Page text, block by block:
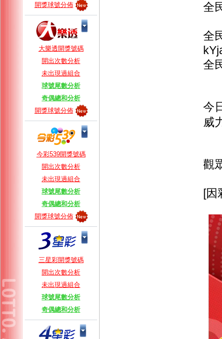
開獎球號分佈
大樂透開獎號碼
開出次數分析
未出現過組合
球號尾數分析
奇偶總和分析
開獎球號分佈
今彩539開獎號碼
開出次數分析
未出現過組合
球號尾數分析
奇偶總和分析
開獎球號分佈
三星彩開獎號碼
開出次數分析
未出現過組合
球號尾數分析
奇偶總和分析
全
全
全
今
威
觀
[因